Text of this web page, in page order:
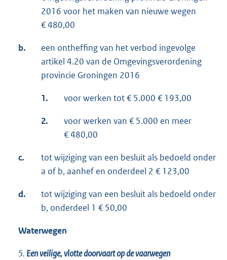
2016 voor het maken van nieuwe wegen
€ 480,00
b.
een ontheffing van het verbod ingevolge
artikel 4.20 van de Omgevingsverordening
provincie Groningen 2016
1. voor werken tot € 5.000 € 193,00
2.
voor werken van € 5.000 en meer
€ 480,00
c.
tot wijziging van een besluit als bedoeld onder
a of b, aanhef en onderdeel 2 € 123,00
d.
tot wijziging van een besluit als bedoeld onder
b, onderdeel 1 € 50,00
Waterwegen
5. Een veilige, vlotte doorvaart op de vaarwegen